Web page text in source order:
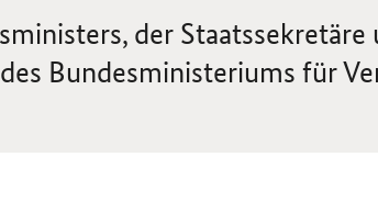
der
Bundesministeriums für